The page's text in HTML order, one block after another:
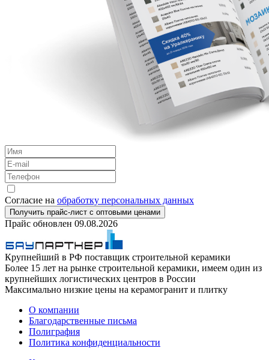
Согласие на обработку персональных данных
Получить прайс-лист с оптовыми ценами
Прайс обновлен 09.08.2026
Крупнейший в РФ поставщик строительной керамики
Более 15 лет на рынке строительной керамики, имеем один из
крупнейших логистических центров в России
Максимально низкие цены на керамогранит и плитку
О компании
Благодарственные письма
Полиграфия
Политика конфиденциальности